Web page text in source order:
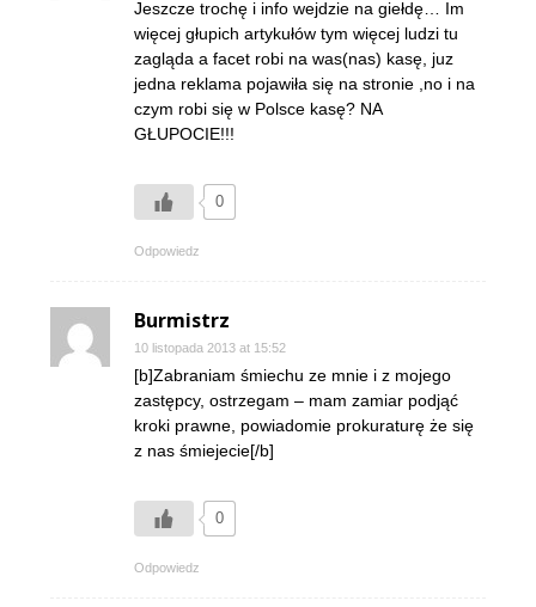
Jeszcze trochę i info wejdzie na giełdę… Im
więcej głupich artykułów tym więcej ludzi tu
zagląda a facet robi na was(nas) kasę, juz
jedna reklama pojawiła się na stronie ,no i na
czym robi się w Polsce kasę? NA
GŁUPOCIE!!!
0
Odpowiedz
Burmistrz
10 listopada 2013 at 15:52
[b]Zabraniam śmiechu ze mnie i z mojego
zastępcy, ostrzegam – mam zamiar podjąć
kroki prawne, powiadomie prokuraturę że się
z nas śmiejecie[/b]
0
Odpowiedz